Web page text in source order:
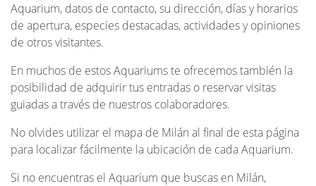
Aquarium, datos de contacto, su dirección, días y horarios
de apertura, especies destacadas, actividades y opiniones
de otros visitantes.
En muchos de estos Aquariums te ofrecemos también la
posibilidad de adquirir tus entradas o reservar visitas
guiadas a través de nuestros colaboradores.
No olvides utilizar el mapa de Milán al final de esta página
para localizar fácilmente la ubicación de cada Aquarium.
Si no encuentras el Aquarium que buscas en Milán,